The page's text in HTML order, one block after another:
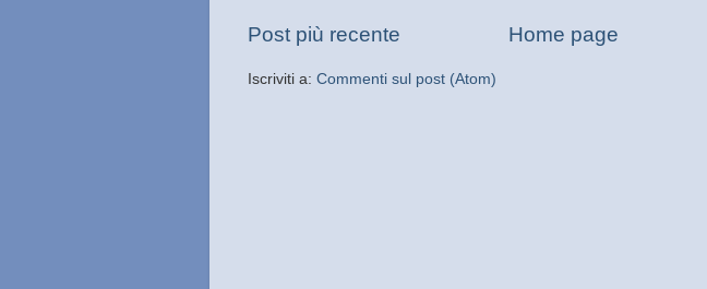
Post più recente Home page
Iscriviti a: Commenti sul post (Atom)